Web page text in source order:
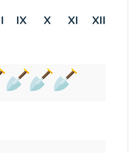
IX X XI XII